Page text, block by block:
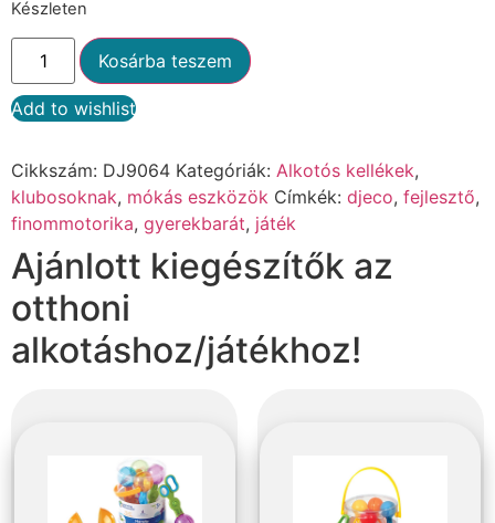
Készleten
Kosárba teszem
Add to wishlist
Cikkszám: DJ9064 Kategóriák: Alkotós kellékek,
klubosoknak, mókás eszközök Címkék: djeco, fejlesztő,
finommotorika, gyerekbarát, játék
Ajánlott kiegészítők az
otthoni
alkotáshoz/játékhoz!